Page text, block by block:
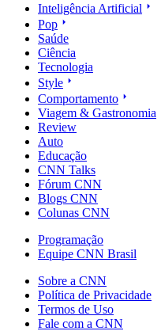
Inteligência Artificial
Pop
Saúde
Ciência
Tecnologia
Style
Comportamento
Viagem & Gastronomia
Review
Auto
Educação
CNN Talks
Fórum CNN
Blogs CNN
Colunas CNN
Programação
Equipe CNN Brasil
Sobre a CNN
Política de Privacidade
Termos de Uso
Fale com a CNN